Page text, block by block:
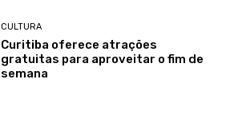
CULTURA
Curitiba oferece atrações
gratuitas para aproveitar o fim de
semana